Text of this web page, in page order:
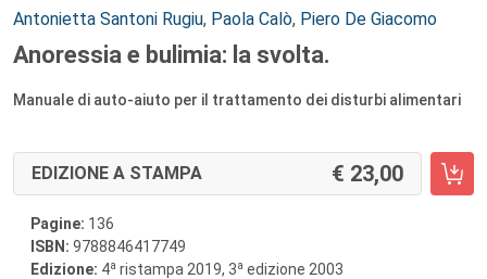
Autori:
Antonietta Santoni Rugiu, Paola Calò, Piero De Giacomo
Anoressia e bulimia: la svolta.
Manuale di auto-aiuto per il trattamento dei disturbi alimentari
EDIZIONE A STAMPA 23,00
Pagine: 136
ISBN: 9788846417749
Edizione: 4a ristampa 2019, 3a edizione 2003